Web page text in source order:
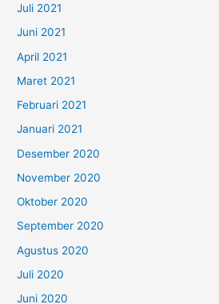
Juli 2021
Juni 2021
April 2021
Maret 2021
Februari 2021
Januari 2021
Desember 2020
November 2020
Oktober 2020
September 2020
Agustus 2020
Juli 2020
Juni 2020